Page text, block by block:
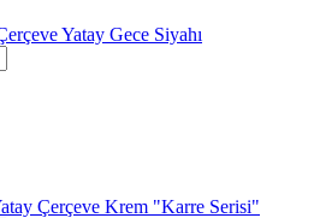
Yatay Gece Siyahı
Çerçeve Krem "Karre Serisi"